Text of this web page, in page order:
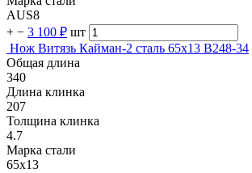
AUS8
+ − 3 100 ₽ шт
Нож Витязь Кайман-2 сталь 65х13 B248-34
Общая длина
340
Длина клинка
207
Толщина клинка
4.7
Марка стали
65х13